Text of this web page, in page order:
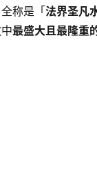
称是「法界圣凡
最盛大且最隆重